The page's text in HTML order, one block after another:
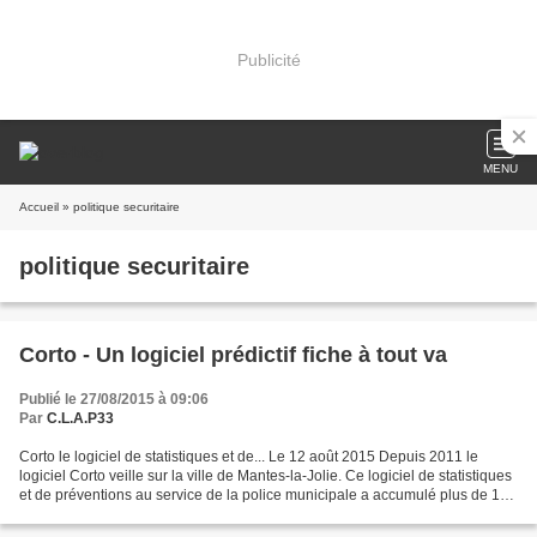
Publicité
MENU
Accueil » politique securitaire
politique securitaire
Corto - Un logiciel prédictif fiche à tout va
Publié le 27/08/2015 à 09:06
Par C.L.A.P33
Corto le logiciel de statistiques et de... Le 12 août 2015 Depuis 2011 le
logiciel Corto veille sur la ville de Mantes-la-Jolie. Ce logiciel de statistiques
et de préventions au service de la police municipale a accumulé plus de 14